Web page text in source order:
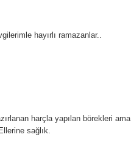
hayırlı ramazanlar..
harçla yapılan börekleri ama
sağlık.